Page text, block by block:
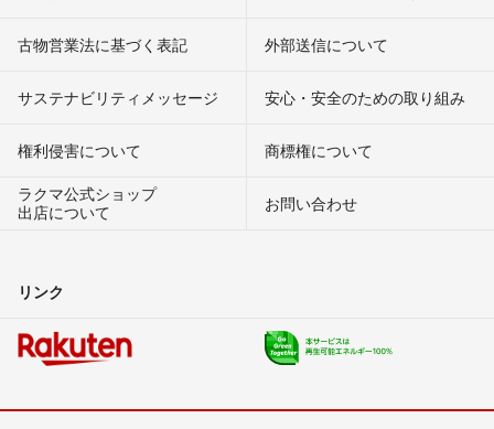
古物営業法に基づく表記 外部送信について
サステナビリティメッセージ 安心・安全のための取り組み
権利侵害について
商標権について
ラクマ公式ショップ
出店について
お問い合わせ
リンク